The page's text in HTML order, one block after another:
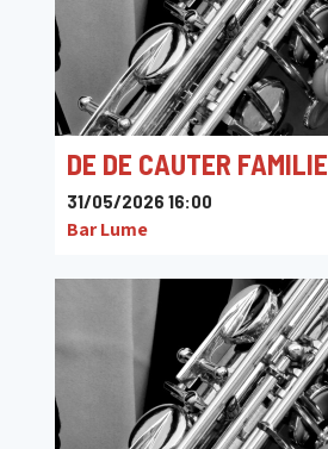
DE DE CAUTER FAMILIE
31/05/2026 16:00
Bar Lume